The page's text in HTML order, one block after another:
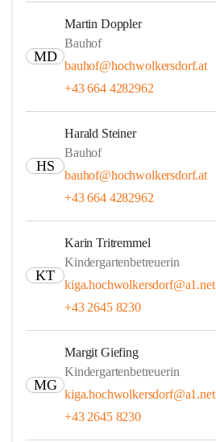
MD
Martin Doppler
Bauhof
bauhof@hochwolkersdorf.at
+43 664 4282962
HS
Harald Steiner
Bauhof
bauhof@hochwolkersdorf.at
+43 664 4282962
KT
Karin Tritremmel
Kindergartenbetreuerin
kiga.hochwolkersdorf@a1.net
+43 2645 8230
MG
Margit Giefing
Kindergartenbetreuerin
kiga.hochwolkersdorf@a1.net
+43 2645 8230